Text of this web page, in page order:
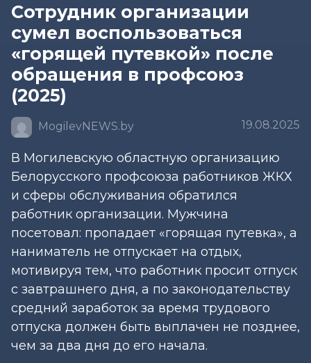
Сотрудник организации
сумел воспользоваться
«горящей путевкой» после
обращения в профсоюз
(2025)
MogilevNEWS.by 19.08.2025
В Могилевскую областную организацию
Белорусского профсоюза работников ЖКХ
и сферы обслуживания обратился
работник организации. Мужчина
посетовал: пропадает «горящая путевка», а
наниматель не отпускает на отдых,
мотивируя тем, что работник просит отпуск
с завтрашнего дня, а по законодательству
средний заработок за время трудового
отпуска должен быть выплачен не позднее,
чем за два дня до его начала.